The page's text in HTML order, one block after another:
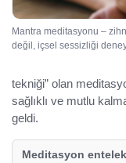
Mantra meditasyonu –
değil, içsel sessizliği
tekniği” olan
sağlıklı ve mutlu
geldi.
Meditasyon